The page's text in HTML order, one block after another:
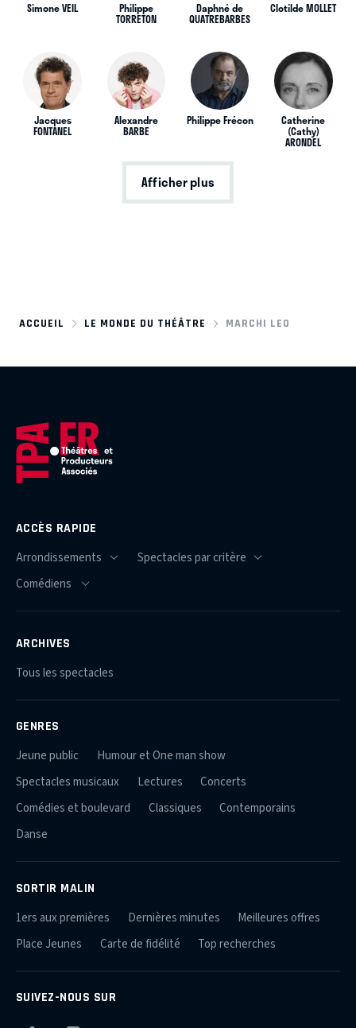
Simone VEIL Philippe
TORRETON
Daphné de
QUATREBARBES
Clotilde MOLLET
Jacques
FONTANEL
Alexandre
BARBE
Philippe Frécon Catherine
(Cathy)
ARONDEL
Afficher plus
ACCUEIL LE MONDE DU THÉÂTRE MARCHI LEO
ACCÈS RAPIDE
ARCHIVES
Tous les spectacles
GENRES
Jeune public
Humour et One man show
Spectacles musicaux
Lectures
Concerts
Comédies et boulevard
Classiques
Contemporains
Danse
SORTIR MALIN
1ers aux premières Dernières minutes
Meilleures offres
Place Jeunes
Carte de fidélité Top recherches
SUIVEZ-NOUS SUR